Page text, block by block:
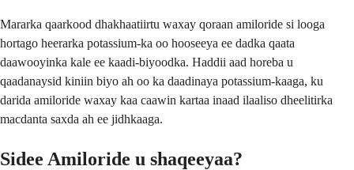
Mararka qaarkood dhakhaatiirtu waxay qoraan amiloride si looga
hortago heerarka potassium-ka oo hooseeya ee dadka qaata
daawooyinka kale ee kaadi-biyoodka. Haddii aad horeba u
qaadanaysid kiniin biyo ah oo ka daadinaya potassium-kaaga, ku
darida amiloride waxay kaa caawin kartaa inaad ilaaliso dheelitirka
macdanta saxda ah ee jidhkaaga.
Sidee Amiloride u shaqeeyaa?